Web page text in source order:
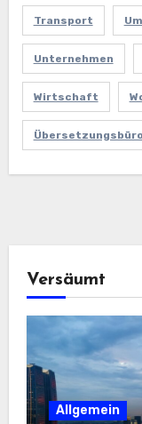
Transport
Unternehmen
Wirtschaft
Übersetzungsbüro
Versäumt
Allgemein